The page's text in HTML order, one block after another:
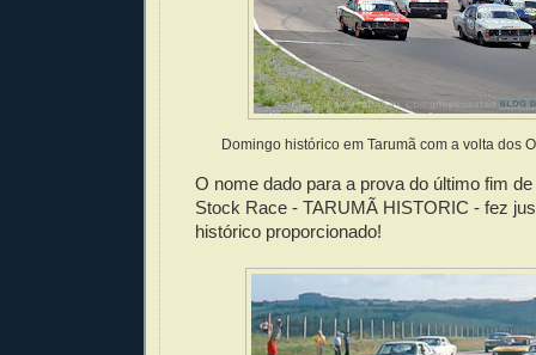
Domingo histórico em Tarumã com a volta dos
O nome dado para a prova do último fim
Stock Race - TARUMÃ HISTORIC - fez
histórico proporcionado!